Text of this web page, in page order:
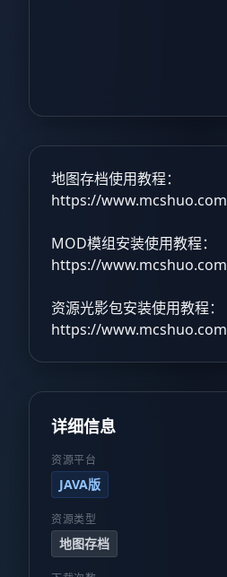
地图存档使用教程：
https://
MOD模组安装使用教程：
https://
资源光影包安装使用教程：
https://
详细信息
资源平台
JAVA版
资源类型
地图存档